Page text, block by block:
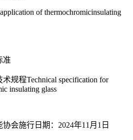
of thermochromicinsulating
准
规程Technical specification for
insulating glass
会施行日期：2024年11月1日